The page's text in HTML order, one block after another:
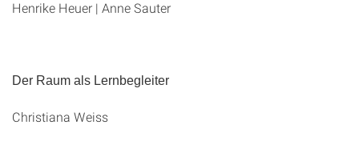
Henrike Heuer | Anne Sauter
Der Raum als Lernbegleiter
Christiana Weiss